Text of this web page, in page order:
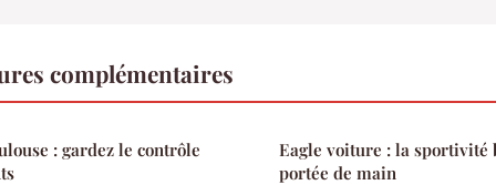
complémentaires
: gardez le contrôle
Eagle voiture : la sportivité
portée de main